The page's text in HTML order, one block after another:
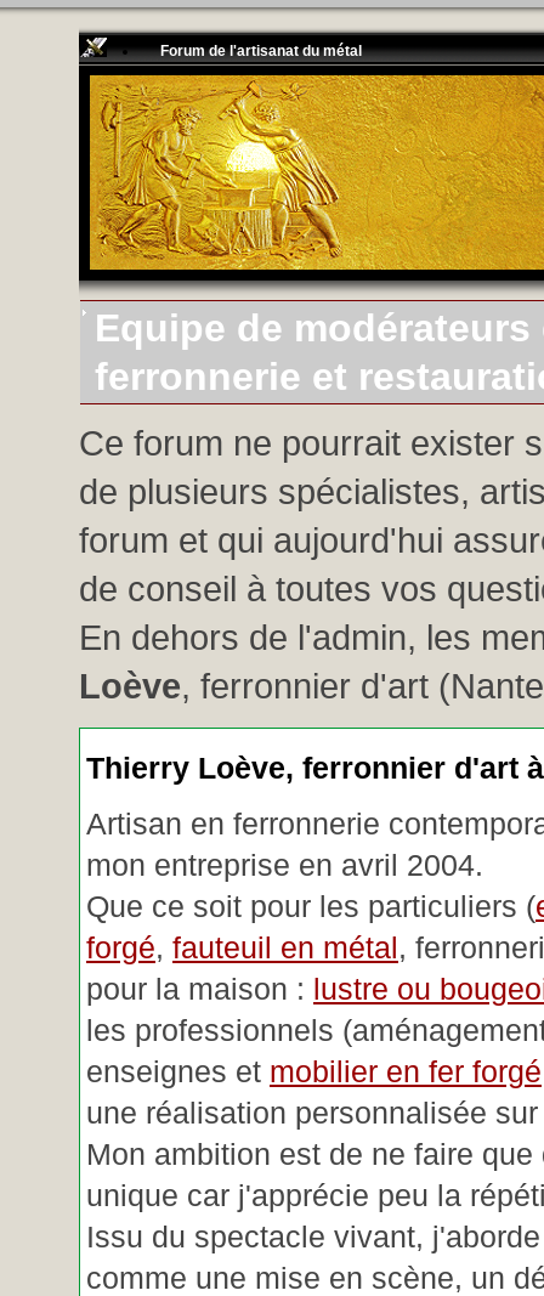
Forum de l'artisanat du métal
Equipe de
ferronnerie et
Ce forum ne pourrait exister
de plusieurs spécialistes,
forum et qui aujourd'hui
de conseil à toutes vos
En dehors de l'admin, les
Loève, ferronnier d'art
Thierry Loève, ferronnier d'art
Artisan en ferronnerie
mon entreprise en avril 2004.
Que ce soit pour les particuliers (
forgé, fauteuil en métal,
pour la maison : lustre ou
les professionnels
enseignes et mobilier en fer forgé
une réalisation personnalisée
Mon ambition est de ne faire que
unique car j'apprécie peu la
Issu du spectacle vivant,
comme une mise en scène, un